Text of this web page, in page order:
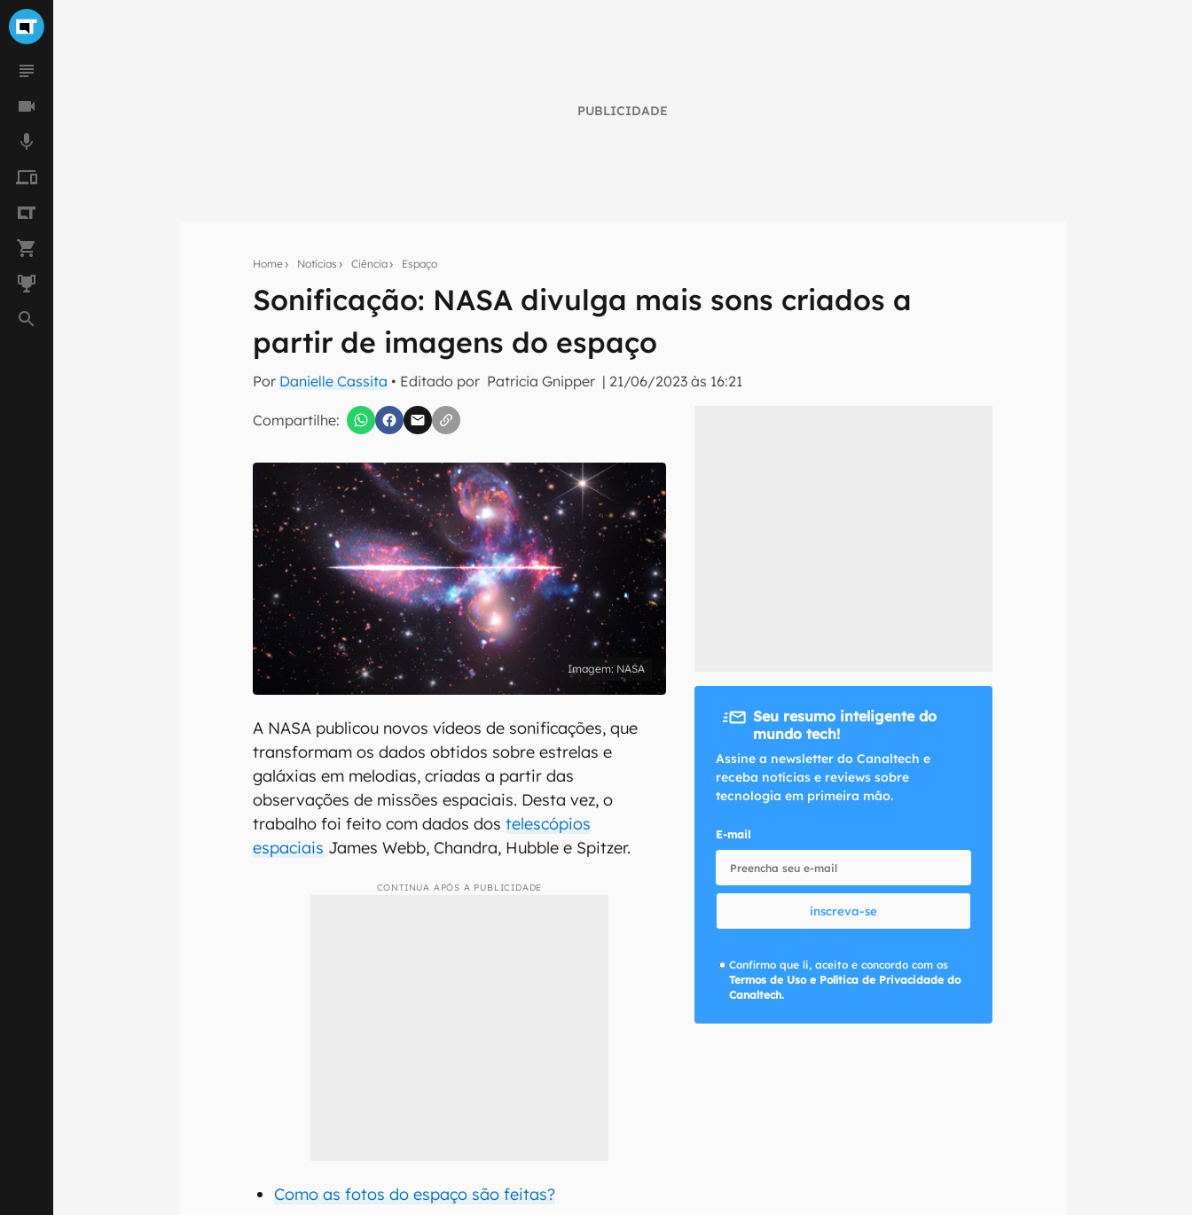
PUBLICIDADE
Home Notícias Ciência Espaço
Sonificação: NASA divulga mais sons criados a
partir de imagens do espaço
Por Danielle Cassita • Editado por Patricia Gnipper | 21/06/2023 às 16:21
Compartilhe:
Seu resumo inteligente do mundo tech!
Assine a newsletter do Canaltech e receba notícias e reviews sobre tecnologia em primeira
inscreva-se
Confirmo que li, aceito e concordo com os Termos de Uso e Política de Privacidade do Canaltech.
NASA
A NASA publicou novos vídeos de sonificações, que
transformam os dados obtidos sobre estrelas e
galáxias em melodias, criadas a partir das
observações de missões espaciais. Desta vez, o
trabalho foi feito com dados dostelescópios
espaciais James Webb, Chandra, Hubble e Spitzer.
CONTINUA APÓS A PUBLICIDADE
Como as fotos do espaço são feitas?
Seu resumo inteligente do
mundo tech!
Assine a newsletter do Canaltech e
receba notícias e reviews sobre
tecnologia em primeira mão.
E-mail
inscreva-se
Confirmo que li, aceito e concordo com os
Termos de Uso e Política de Privacidade do
Canaltech.